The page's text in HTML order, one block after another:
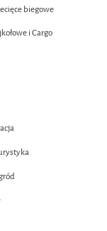
biegowe
i Cargo